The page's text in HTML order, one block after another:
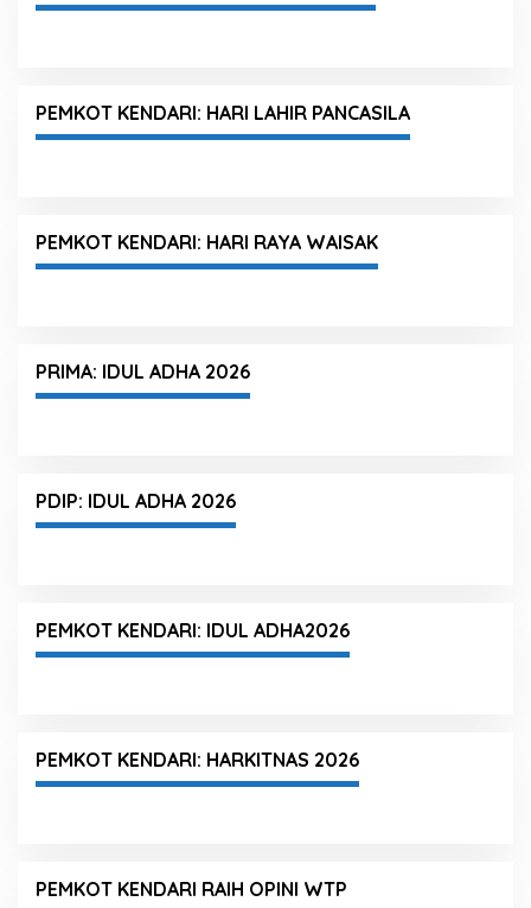
PEMKOT KENDARI: HARI LAHIR PANCASILA
PEMKOT KENDARI: HARI RAYA WAISAK
PRIMA: IDUL ADHA 2026
PDIP: IDUL ADHA 2026
PEMKOT KENDARI: IDUL ADHA2026
PEMKOT KENDARI: HARKITNAS 2026
PEMKOT KENDARI RAIH OPINI WTP